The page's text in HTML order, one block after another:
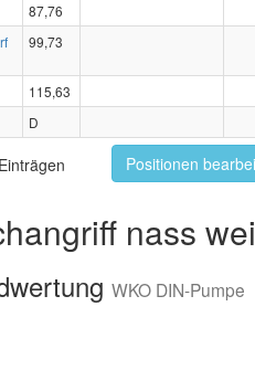
87,76
99,73
115,63
D
Positionen
nass
WKO DIN-Pumpe